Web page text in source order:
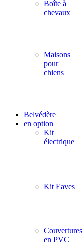
Boîte à
chevaux
Maisons
pour
chiens
Belvédère
en option
Kit
électrique
Kit Eaves
Couvertures
en PVC